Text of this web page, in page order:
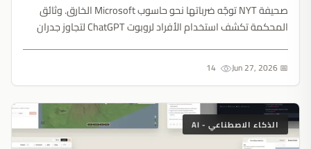
صحيفة NYT توجّه ضرباتها نحو حاسوب Microsoft الخارق. وثائق
المحكمة تكشف استخدام الأفراد لروبوت ChatGPT لتجاوز جدران
📅 Jun 27, 2026
الذكاء الاصطناعي - AI